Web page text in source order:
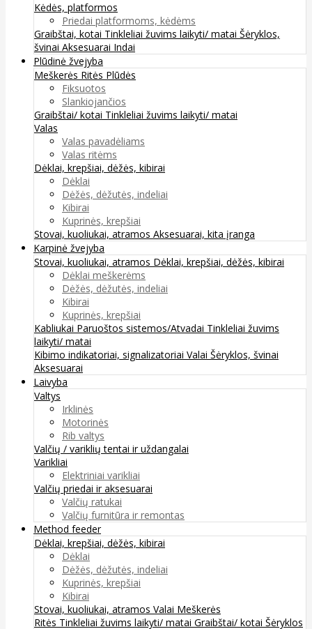
Kėdės, platformos
Priedai platformoms, kėdėms
Graibštai, kotai Tinkleliai žuvims laikyti/ matai Šėryklos,
švinai Aksesuarai Indai
Plūdinė žvejyba
Meškerės Ritės Plūdės
Fiksuotos
Slankiojančios
Graibštai/ kotai Tinkleliai žuvims laikyti/ matai
Valas
Valas pavadėliams
Valas ritėms
Dėklai, krepšiai, dėžės, kibirai
Dėklai
Dėžės, dėžutės, indeliai
Kibirai
Kuprinės, krepšiai
Stovai, kuoliukai, atramos Aksesuarai, kita įranga
Karpinė žvejyba
Stovai, kuoliukai, atramos Dėklai, krepšiai, dėžės, kibirai
Dėklai meškerėms
Dėžės, dėžutės, indeliai
Kibirai
Kuprinės, krepšiai
Kabliukai Paruoštos sistemos/Atvadai Tinkleliai žuvims
laikyti/ matai
Kibimo indikatoriai, signalizatoriai Valai Šėryklos, švinai
Aksesuarai
Laivyba
Valtys
Irklinės
Motorinės
Rib valtys
Valčių / variklių tentai ir uždangalai
Varikliai
Elektriniai varikliai
Valčių priedai ir aksesuarai
Valčių ratukai
Valčių furnitūra ir remontas
Method feeder
Dėklai, krepšiai, dėžės, kibirai
Dėklai
Dėžės, dėžutės, indeliai
Kuprinės, krepšiai
Kibirai
Stovai, kuoliukai, atramos Valai Meškerės
Ritės Tinkleliai žuvims laikyti/ matai Graibštai/ kotai Šėryklos